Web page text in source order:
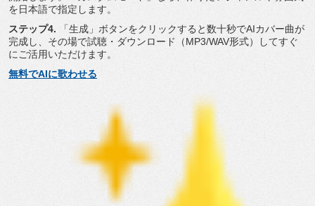
を日本語で指定します。
ステップ4. 「生成」 ボタンをクリックすると数十秒でAIカバー曲が
完成し、 その場で試聴・ダウンロード（MP3/WAV形式）
してすぐ
にご活用いただけます。
無料でAIに歌わせる